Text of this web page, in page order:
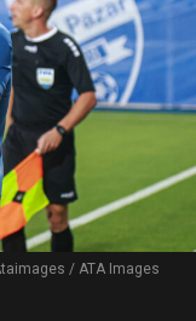
/ ATA Images